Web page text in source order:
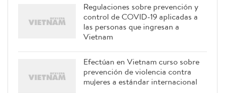
Regulaciones sobre prevención y
control de COVID-19 aplicadas a
las personas que ingresan a
Vietnam
Efectúan en Vietnam curso sobre
prevención de violencia contra
mujeres a estándar internacional